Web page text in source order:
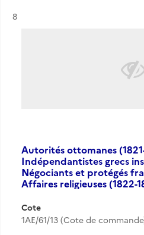
Résultat n°
8
Autorités ottomanes
Indépendantistes grecs
Négociants et protégés
Affaires religieuses (1822-
Cote
1AE/61/13 (Cote de